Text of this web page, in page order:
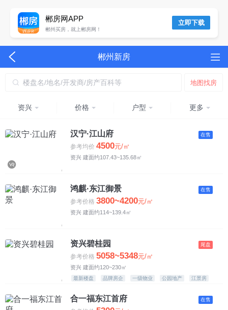
立即下载
郴房网APP
郴州买房，就上郴房网！
郴州新房
楼盘名/地名/开发商/房产百科等 地图找房
资兴 价格 户型 更多
均价 不限
4500元以下
5500-6500元
7500-8500元
8500-10000元
汉宁·江山府
参考均价 4500元/㎡
资兴 建面约107.43~135.68㎡
在售
鸿麒·东江御景
参考价格 3800~4200元/㎡
资兴 建面约114~139.4㎡
在售
资兴碧桂园
参考价格 5058~5348元/㎡
资兴 建面约120~230㎡
最新楼盘 品牌房企 一级物业 公园地产 江景房
尾盘
合一福东江首府 在售